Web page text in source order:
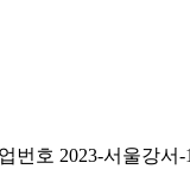
번호 2023-서울강서-